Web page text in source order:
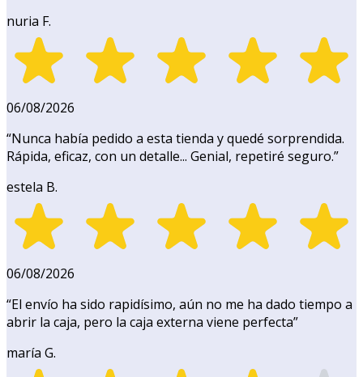
nuria F.
06/08/2026
“Nunca había pedido a esta tienda y quedé sorprendida.
Rápida, eficaz, con un detalle... Genial, repetiré seguro.”
estela B.
06/08/2026
“El envío ha sido rapidísimo, aún no me ha dado tiempo a
abrir la caja, pero la caja externa viene perfecta”
maría G.